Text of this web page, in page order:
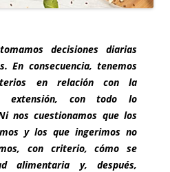
decisiones diarias
En consecuencia, tenemos
en relación con la
extensión, con todo lo
nos cuestionamos que los
y los que ingerimos no
con criterio, cómo se
alimentaria y, después,